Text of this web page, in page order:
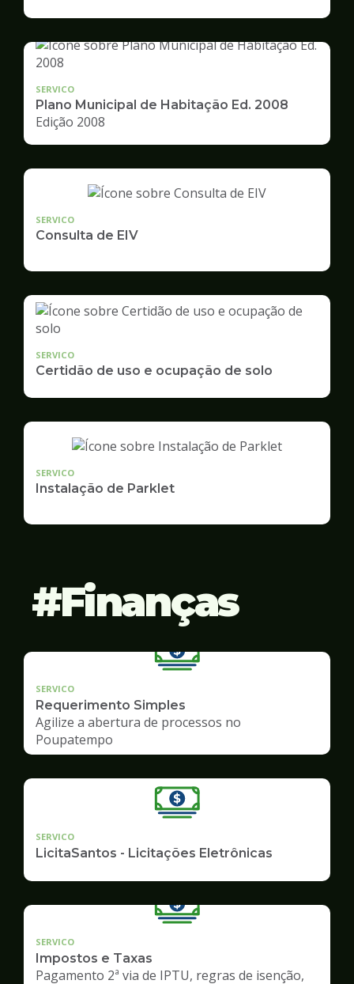
Desenvolvimento
Urbano
SERVICO
Plano Municipal de Habitação Ed. 2008
Edição 2008
SERVICO
Consulta de EIV
SERVICO
Certidão de uso e ocupação de solo
SERVICO
Instalação de Parklet
Finanças
SERVICO
Requerimento Simples
Agilize a abertura de processos no
Poupatempo
SERVICO
LicitaSantos - Licitações Eletrônicas
SERVICO
Impostos e Taxas
Pagamento 2ª via de IPTU, regras de isenção,